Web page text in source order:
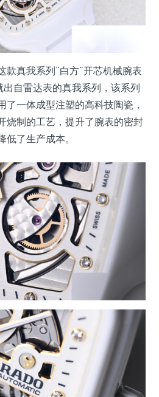
款真我系列“白方”开芯机械腕表
出自雷达表的真我系列，该系列
了一体成型注塑的高科技陶瓷，
烧制的工艺，提升了腕表的密封
了生产成本。